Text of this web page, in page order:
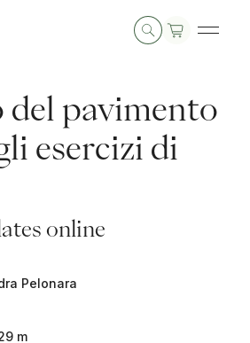
del pavimento
esercizi di
online
Pelonara
m